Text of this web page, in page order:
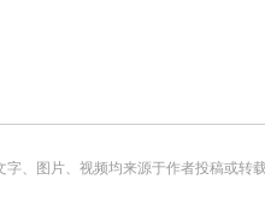
、图片、视频均来源于作者投稿或转